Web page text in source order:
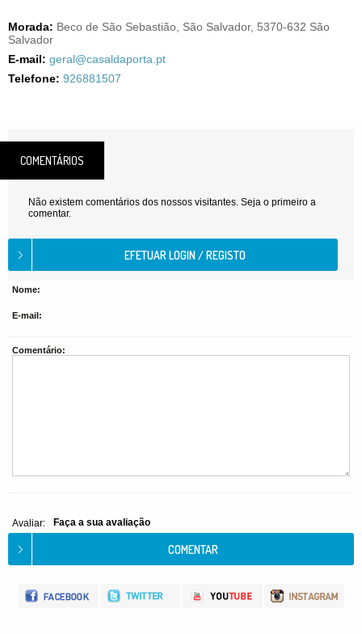
Morada: Beco de São Sebastião, São Salvador, 5370-632 São
Salvador
E-mail: geral@casaldaporta.pt
Telefone: 926881507
COMENTÁRIOS
Não existem comentários dos nossos visitantes. Seja o primeiro a
comentar.
Nome:
E-mail:
Comentário:
Avaliar: Faça a sua avaliação